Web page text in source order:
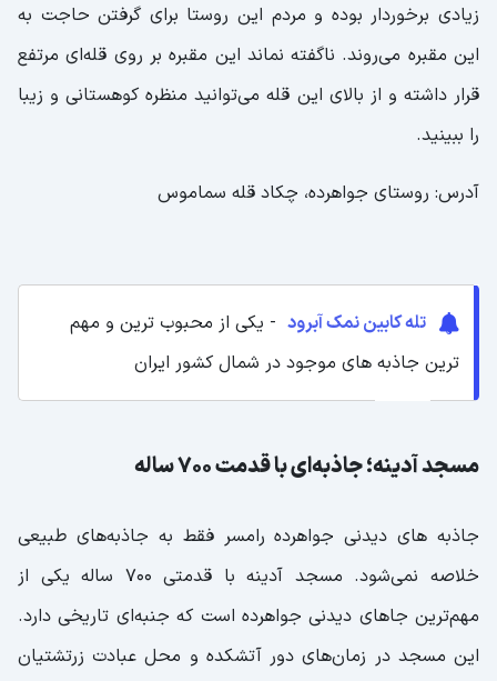
زیادی برخوردار بوده و مردم این روستا برای گرفتن حاجت به
این مقبره می‌روند. ناگفته نماند این مقبره بر روی قله‌ای مرتفع
قرار داشته و از بالای این قله می‌توانید منظره کوهستانی و زیبا
را ببینید.
آدرس: روستای جواهرده، چکاد قله سماموس
تله کابین نمک آبرود - یکی از محبوب ترین و مهم
ترین جاذبه های موجود در شمال کشور ایران
مسجد آدینه؛ جاذبه‌ای با قدمت 700 ساله
جاذبه‌ های دیدنی جواهرده رامسر فقط به جاذبه‌های طبیعی
خلاصه نمی‌شود. مسجد آدینه با قدمتی 700 ساله یکی از
مهم‌ترین جاهای دیدنی جواهرده است که جنبه‌ای تاریخی دارد.
این مسجد در زمان‌های دور آتشکده و محل عبادت زرتشتیان